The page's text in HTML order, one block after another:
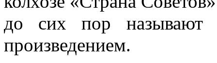
до сих пор называют
произведением.